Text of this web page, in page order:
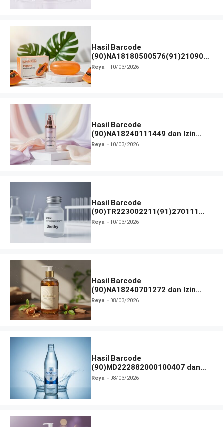
Hasil Barcode
(90)NA18180500576(91)210906
dan Izin BPOM
Reya 10/03/2026
Hasil Barcode
(90)NA18240111449 dan Izin
BPOM
Reya 10/03/2026
Hasil Barcode
(90)TR223002211(91)270111
dan Izin BPOM
Reya 10/03/2026
Hasil Barcode
(90)NA18240701272 dan Izin
BPOM
Reya 08/03/2026
Hasil Barcode
(90)MD222882000100407 dan
Izin BPOM
Reya 08/03/2026